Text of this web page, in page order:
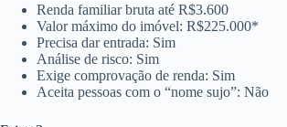
Renda familiar bruta até R$3.600
Valor máximo do imóvel: R$225.000*
Precisa dar entrada: Sim
Análise de risco: Sim
Exige comprovação de renda: Sim
Aceita pessoas com o “nome sujo”: Não